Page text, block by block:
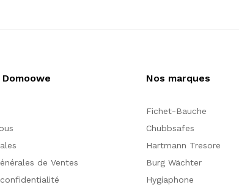
de Ventes
Nos marques
Fichet-Bauche
Chubbsafes
Hartmann Tresore
Burg Wächter
Hygiaphone